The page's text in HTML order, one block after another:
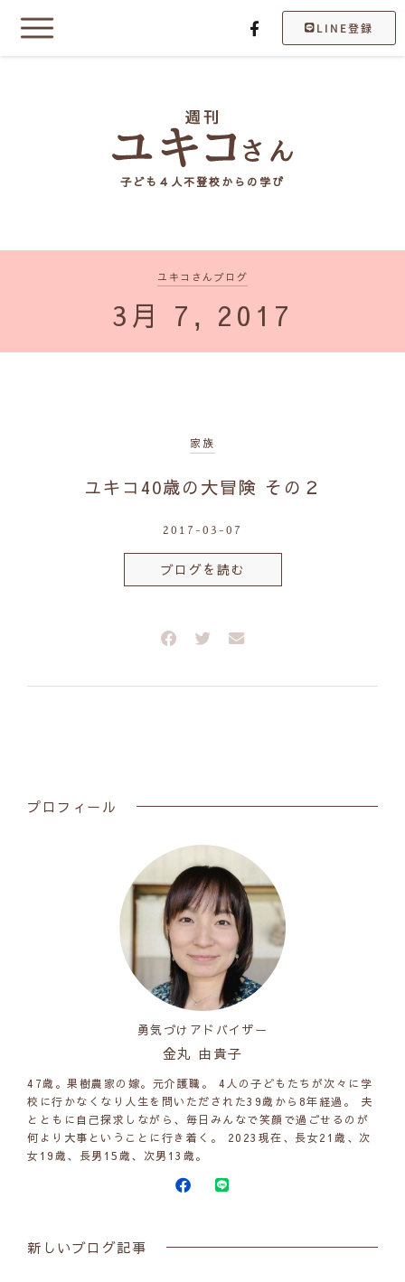
LINE登録
子ども４人不登校からの学び
ユキコさんブログ
3月 7, 2017
家族
ユキコ40歳の大冒険 その２
2017-03-07
ブログを読む
プロフィール
勇気づけアドバイザー
金丸 由貴子
47歳。果樹農家の嫁。元介護職。 4人の子どもたちが次々に学
校に行かなくなり人生を問いただされた39歳から8年経過。 夫
とともに自己探求しながら、毎日みんなで笑顔で過ごせるのが
何より大事ということに行き着く。 2023現在、長女21歳、次
女19歳、長男15歳、次男13歳。
新しいブログ記事